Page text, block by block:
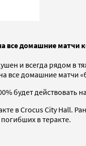
домашние
и всегда рядом в
домашние матчи
будет
в Crocus City Hall.
в теракте.